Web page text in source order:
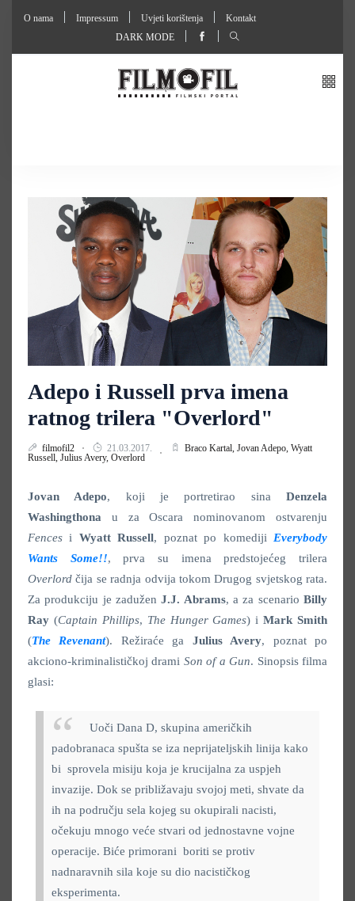
O nama Impressum Uvjeti korištenja
Kontakt
DARK MODE
Adepo i Russell prva imena
ratnog trilera "Overlord"
filmofil2 21.03.2017. Braco Kartal, Jovan Adepo, Wyatt
Russell, Julius Avery, Overlord
Jovan Adepo, koji je portretirao sinaDenzela
Washingthona u za Oscara nominovanom ostvarenju
Fences i Wyatt Russell, poznat po komediji Everybody
Wants Some!!, prva su imena predstojećeg trilera
Overlordčija se radnja odvija tokom Drugog svjetskog rata.
Za produkciju je zadužen J.J. Abrams, a za scenarioBilly
Ray (Captain Phillips, The Hunger Games) iMark Smith
(The Revenant). Režiraće ga Julius Avery, poznat po
akciono-kriminalističkoj drami Son of a Gun. Sinopsis filma
glasi:
Uoči Dana D, skupina američkih
padobranaca spušta se iza neprijateljskih linija kako
bi sprovela misiju koja je krucijalna za uspjeh
invazije. Dok se približavaju svojoj meti, shvate da
ih na području sela kojeg su okupirali nacisti,
očekuju mnogo veće stvari od jednostavne vojne
operacije. Biće primorani boriti se protiv
nadnaravnih sila koje su dio nacističkog
eksperimenta.